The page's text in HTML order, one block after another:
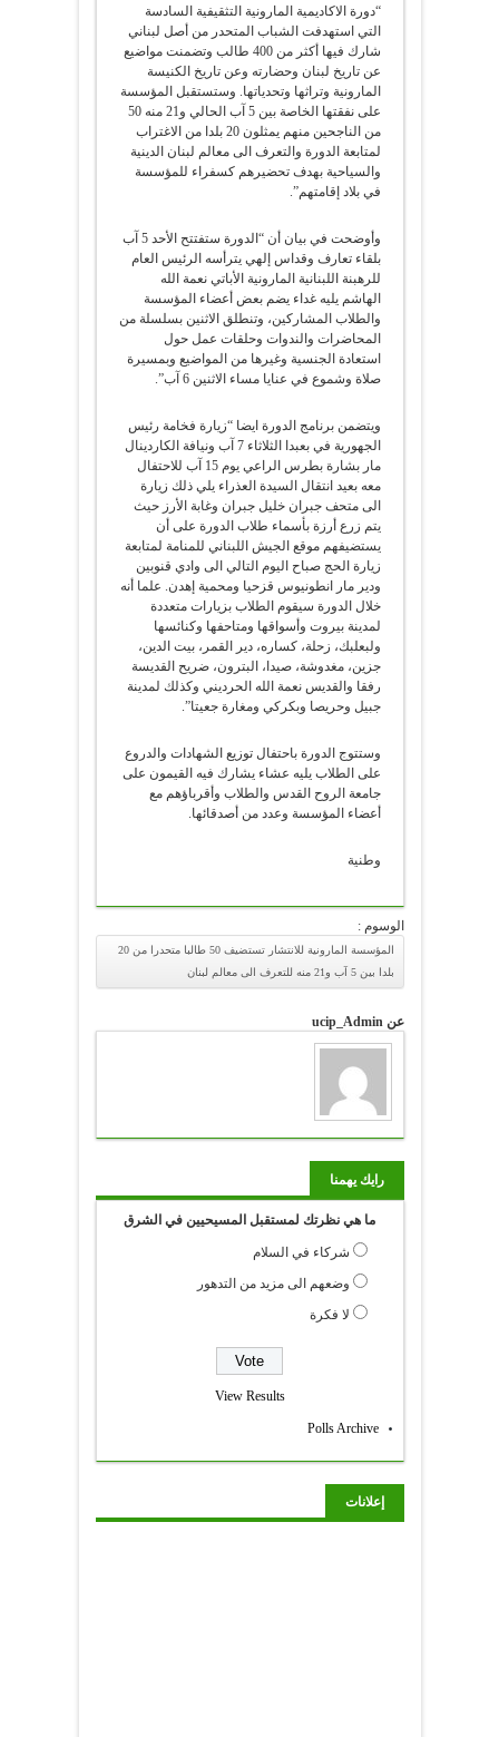
“دورة الاكاديمية المارونية التثقيفية السادسة
التي استهدفت الشباب المتحدر من أصل لبناني
شارك فيها أكثر من 400 طالب وتضمنت مواضيع
عن تاريخ لبنان وحضارته وعن تاريخ الكنيسة
المارونية وتراثها وتحدياتها. وستستقبل المؤسسة
على نفقتها الخاصة بين 5 آب الحالي و21 منه 50
من الناجحين منهم يمثلون 20 بلدا من الاغتراب
لمتابعة الدورة والتعرف الى معالم لبنان الدينية
والسياحية بهدف تحضيرهم كسفراء للمؤسسة
في بلاد إقامتهم”.
وأوضحت في بيان أن “الدورة ستفتتح الأحد 5 آب
بلقاء تعارف وقداس إلهي يترأسه الرئيس العام
للرهبنة اللبنانية المارونية الأباتي نعمة الله
الهاشم يليه غداء يضم بعض أعضاء المؤسسة
والطلاب المشاركين، وتنطلق الاثنين بسلسلة من
المحاضرات والندوات وحلقات عمل حول
استعادة الجنسية وغيرها من المواضيع وبمسيرة
صلاة وشموع في عنايا مساء الاثنين 6 آب”.
ويتضمن برنامج الدورة ايضا “زيارة فخامة رئيس
الجهورية في بعبدا الثلاثاء 7 آب ونيافة الكاردينال
مار بشارة بطرس الراعي يوم 15 آب للاحتفال
معه بعيد انتقال السيدة العذراء يلي ذلك زيارة
الى متحف جبران خليل جبران وغابة الأرز حيث
يتم زرع أرزة بأسماء طلاب الدورة على أن
يستضيفهم موقع الجيش اللبناني للمنامة لمتابعة
زيارة الحج صباح اليوم التالي الى وادي قنوبين
ودير مار انطونيوس قزحيا ومحمية إهدن. علما أنه
خلال الدورة سيقوم الطلاب بزيارات متعددة
لمدينة بيروت وأسواقها ومتاحفها وكنائسها
ولبعلبك، زحلة، كساره، دير القمر، بيت الدين،
جزين، مغدوشة، صيدا، البترون، ضريح القديسة
رفقا والقديس نعمة الله الحرديني وكذلك لمدينة
جبيل وحريصا وبكركي ومغارة جعيتا”.
وستتوج الدورة باحتفال توزيع الشهادات والدروع
على الطلاب يليه عشاء يشارك فيه القيمون على
جامعة الروح القدس والطلاب وأقرباؤهم مع
أعضاء المؤسسة وعدد من أصدقائها.
وطنية
الوسوم :
المؤسسة المارونية للانتشار تستضيف 50 طالبا متحدرا من 20
بلدا بين 5 آب و21 منه للتعرف الى معالم لبنان
عن ucip_Admin
رايك يهمنا
ما هي نظرتك لمستقبل المسيحيين في الشرق
شركاء في السلام
وضعهم الى مزيد من التدهور
لا فكرة
View Results
Polls Archive
إعلانات